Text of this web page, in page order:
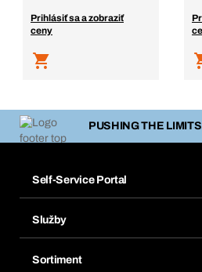
Prihlásiť sa a zobraziť
ceny
PUSHING THE
Self-Service Portal
Obľúbené
Služby
Sortiment